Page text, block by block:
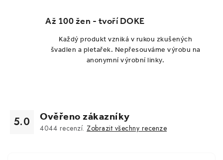
Až 100 žen - tvoří DOKE
Každý produkt vzniká v rukou zkušených
švadlen a pletařek. Nepřesouváme výrobu na
anonymní výrobní linky.
5.0 Ověřeno zákazníky
4044 recenzí. Zobrazit všechny recenze